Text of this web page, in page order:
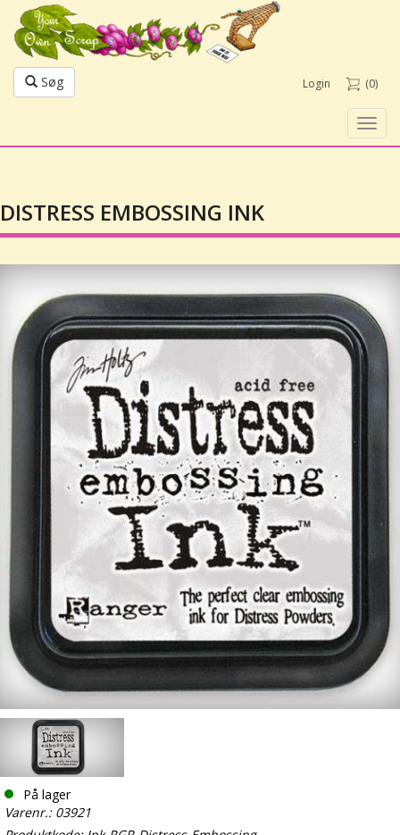
Søg Login (0)
DISTRESS EMBOSSING INK
På lager
Varenr.: 03921